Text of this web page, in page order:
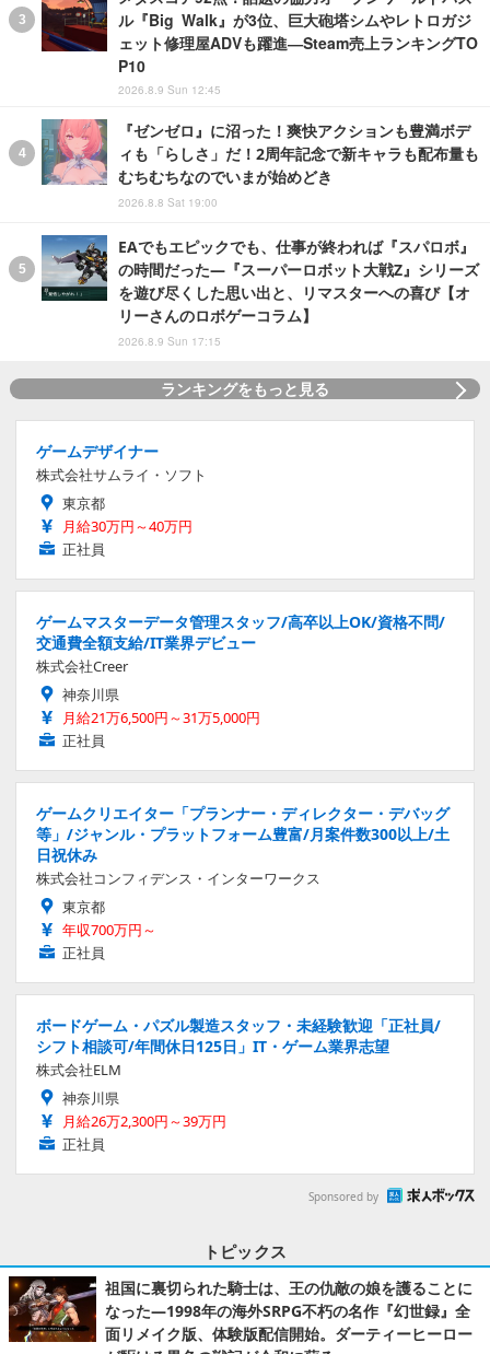
ル『Big Walk』が3位、巨大砲塔シムやレトロガジ
ェット修理屋ADVも躍進―Steam売上ランキングTO
P10
2026.8.9 Sun 12:45
『ゼンゼロ』に沼った！爽快アクションも豊満ボデ
ィも「らしさ」だ！2周年記念で新キャラも配布量も
むちむちなのでいまが始めどき
2026.8.8 Sat 19:00
EAでもエピックでも、仕事が終われば『スパロボ』
の時間だった―『スーパーロボット大戦Z』シリーズ
を遊び尽くした思い出と、リマスターへの喜び【オ
リーさんのロボゲーコラム】
2026.8.9 Sun 17:15
ランキングをもっと見る
ゲームデザイナー
株式会社サムライ・ソフト
東京都
月給30万円～40万円
正社員
ゲームマスターデータ管理スタッフ/高卒以上OK/資格不問/
交通費全額支給/IT業界デビュー
株式会社Creer
神奈川県
月給21万6,500円～31万5,000円
正社員
ゲームクリエイター「プランナー・ディレクター・デバッグ
等」/ジャンル・プラットフォーム豊富/月案件数300以上/土
日祝休み
株式会社コンフィデンス・インターワークス
東京都
年収700万円～
正社員
ボードゲーム・パズル製造スタッフ・未経験歓迎「正社員/
シフト相談可/年間休日125日」IT・ゲーム業界志望
株式会社ELM
神奈川県
月給26万2,300円～39万円
正社員
Sponsored by
トピックス
祖国に裏切られた騎士は、王の仇敵の娘を護ることに
なった―1998年の海外SRPG不朽の名作『幻世録』全
面リメイク版、体験版配信開始。ダーティーヒーロー